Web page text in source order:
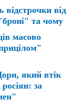
відстрочки від
та чому
масово
який втік
росіян: за